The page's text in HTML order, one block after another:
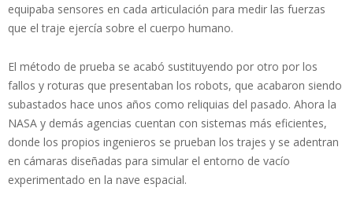
equipaba sensores en cada articulación para medir las fuerzas
que el traje ejercía sobre el cuerpo humano.
El método de prueba se acabó sustituyendo por otro por los
fallos y roturas que presentaban los robots, que acabaron siendo
subastados hace unos años como reliquias del pasado. Ahora la
NASA y demás agencias cuentan con sistemas más eficientes,
donde los propios ingenieros se prueban los trajes y se adentran
en cámaras diseñadas para simular el entorno de vacío
experimentado en la nave espacial.